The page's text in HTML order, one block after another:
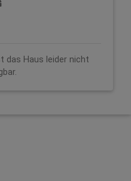
das Haus leider nicht